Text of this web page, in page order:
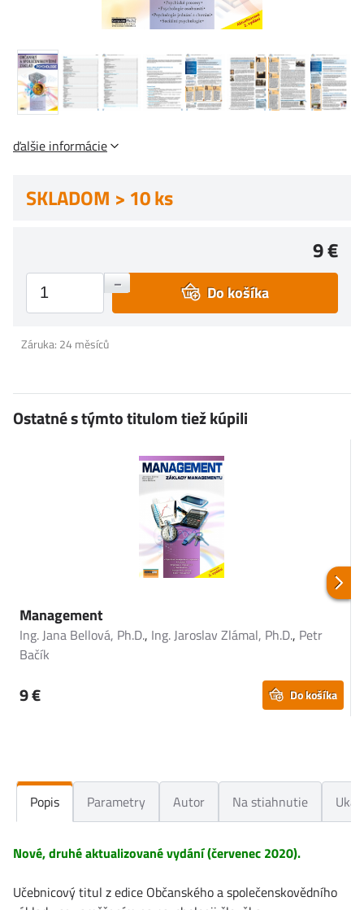
ďalšie informácie
SKLADOM > 10 ks
9 €
+
– Do košíka
Záruka: 24 měsíců
Ostatné s týmto titulom tiež kúpili
Management
Ing. Jana Bellová, Ph.D., Ing. Jaroslav Zlámal, Ph.D., Petr
Bačík
9 € Do košíka
Popis Parametry Autor Na stiahnutie
Nové, druhé aktualizované vydání (červenec 2020).
Učebnicový titul z edice Občanského a společenskovědního